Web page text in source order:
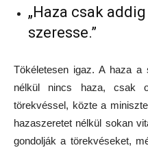
„Haza csak
szeresse.”
Tökéletesen igaz. A haza a
nélkül nincs haza, csak
törekvéssel, közte a
hazaszeretet nélkül sokan
gondolják a törekvéseket,